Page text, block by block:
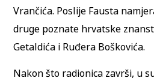
Vrančića. Poslije Fausta
druge poznate hrvatske
Getaldića i Ruđera Boškovića.
Nakon što radionica završi, u